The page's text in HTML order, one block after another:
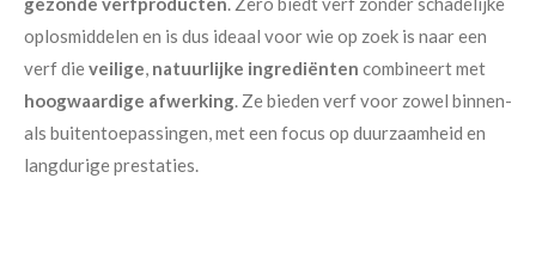
oplosmiddelen en is dus ideaal voor wie op zoek is naar een
verf dieveilige, natuurlijke ingrediënten combineert met
hoogwaardige afwerking. Ze bieden verf voor zowel binnen-
als buitentoepassingen, met een focus op duurzaamheid en
langdurige prestaties.